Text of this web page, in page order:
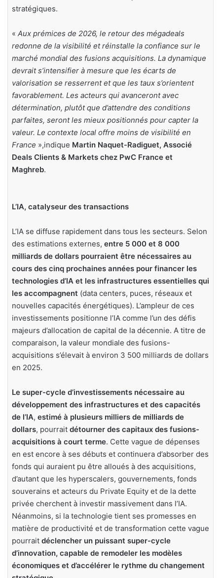
stratégiques.
« Aux prémices de 2026, le retour des mégadeals
redonne de la visibilité et réinstalle la confiance sur le
marché mondial des fusions acquisitions. La dynamique
devrait s’intensifier à mesure que les écarts de
valorisation se resserrent et que les taux s’orientent
favorablement. Les acteurs qui avanceront avec
détermination, plutôt que d’attendre des conditions
parfaites, seront les mieux positionnés pour capter la
valeur. Le contexte local offre moins de visibilité en
France »,indique Martin Naquet-Radiguet, Associé
Deals Clients & Markets chez PwC France et
Maghreb.
L’IA, catalyseur des transactions
L’IA se diffuse rapidement dans tous les secteurs. Selon
des estimations externes, entre 5 000 et 8 000
milliards de dollars pourraient être nécessaires au
cours des cinq prochaines années pour financer les
technologies d’IA et les infrastructures essentielles qui
les accompagnent (data centers, puces, réseaux et
nouvelles capacités énergétiques). L’ampleur de ces
investissements positionne l’IA comme l’un des défis
majeurs d’allocation de capital de la décennie. A titre de
comparaison, la valeur mondiale des fusions-
acquisitions s’élevait à environ 3 500 milliards de dollars
en 2025.
Le super-cycle d’investissements nécessaire au
développement des infrastructures et des capacités
de l’IA, estimé à plusieurs milliers de milliards de
dollars, pourrait détourner des capitaux des fusions-
acquisitions à court terme. Cette vague de dépenses
en est encore à ses débuts et continuera d’absorber des
fonds qui auraient pu être alloués à des acquisitions,
d’autant que les hyperscalers, gouvernements, fonds
souverains et acteurs du Private Equity et de la dette
privée cherchent à investir massivement dans l’IA.
Néanmoins, si la technologie tient ses promesses en
matière de productivité et de transformation cette vague
pourrait déclencher un puissant super-cycle
d’innovation, capable de remodeler les modèles
économiques et d’accélérer le rythme du changement